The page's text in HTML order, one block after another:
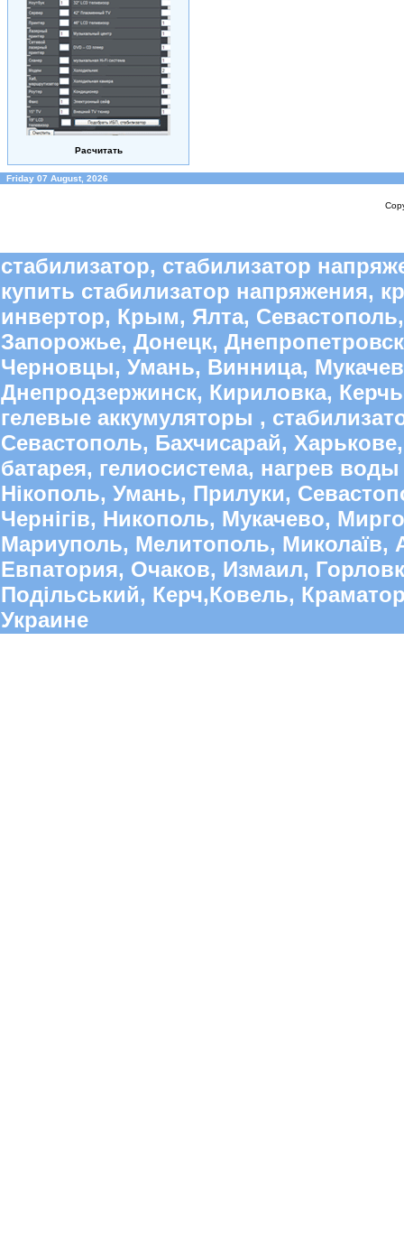
Расчитать
Friday 07 August, 2026
стабилизатор, стабилизатор
купить стабилизатор напряжения,
инвертор, Крым, Ялта,
Запорожье, Донецк,
Черновцы, Умань, Винница,
Днепродзержинск, Кириловка,
гелевые аккумуляторы ,
Севастополь, Бахчисарай,
батарея, гелиосистема, нагрев
Нікополь, Умань, Прилуки,
Чернігів, Никополь, Мукачево,
Мариуполь, Мелитополь, Миколаїв,
Евпатория, Очаков, Измаил,
Подільський, Керч,Ковель,
Украине